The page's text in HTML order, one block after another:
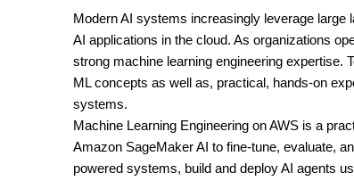
Modern AI systems increasingly leverage large
AI applications in the cloud. As organizations
strong machine learning engineering expertise.
ML concepts as well as, practical, hands-on
systems.
Machine Learning Engineering on AWS is a
Amazon SageMaker AI to fine-tune, evaluate,
powered systems, build and deploy AI agents